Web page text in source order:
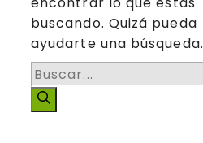
buscando. Quizá pueda
ayudarte una búsqueda.
Buscar: